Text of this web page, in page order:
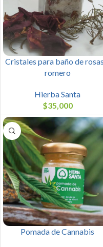
Cristales para baño de
romero
Hierba Santa
$35,000
Pomada de Cannabis